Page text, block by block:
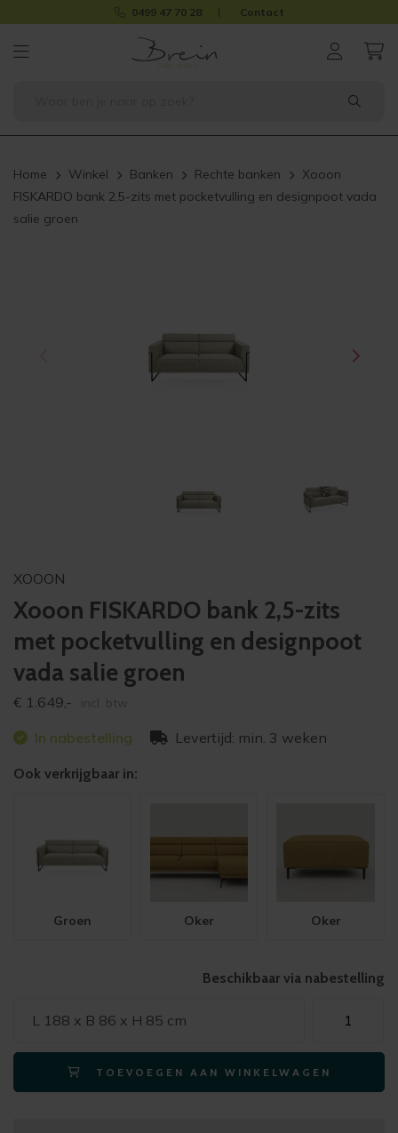
0499 47 70 28 Contact
Home Winkel Banken Rechte banken
Xooon
FISKARDO bank 2,5-zits met pocketvulling en designpoot vada
salie groen
XOOON
Xooon FISKARDO bank 2,5-zits
met pocketvulling en designpoot
vada salie groen
€ 1.649,-
In nabestelling Levertijd: min. 3 weken
Ook verkrijgbaar in:
Groen Oker Oker
Beschikbaar via nabestelling
L 188 x B 86 x H 85 cm
FISKARDO
bank
2,5-
zits
TOEVOEGEN AAN WINKELWAGEN